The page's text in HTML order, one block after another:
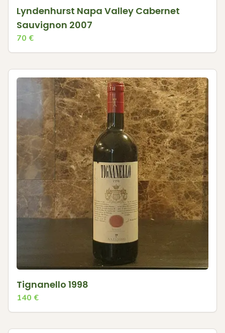
Lyndenhurst Napa Valley Cabernet
Sauvignon 2007
70 €
Tignanello 1998
140 €